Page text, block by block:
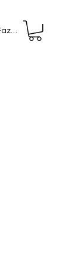
login